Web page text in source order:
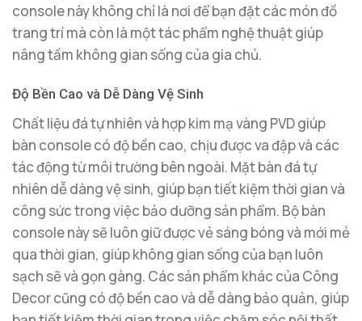
console này không chỉ là nơi để bạn đặt các món đồ
trang trí mà còn là một tác phẩm nghệ thuật giúp
nâng tầm không gian sống của gia chủ.
Độ Bền Cao và Dễ Dàng Vệ Sinh
Chất liệu đá tự nhiên và hợp kim mạ vàng PVD giúp
bàn console có độ bền cao, chịu được va đập và các
tác động từ môi trường bên ngoài. Mặt bàn đá tự
nhiên dễ dàng vệ sinh, giúp bạn tiết kiệm thời gian và
công sức trong việc bảo dưỡng sản phẩm. Bộ bàn
console này sẽ luôn giữ được vẻ sáng bóng và mới mẻ
qua thời gian, giúp không gian sống của bạn luôn
sạch sẽ và gọn gàng. Các sản phẩm khác của Công
Decor cũng có độ bền cao và dễ dàng bảo quản, giúp